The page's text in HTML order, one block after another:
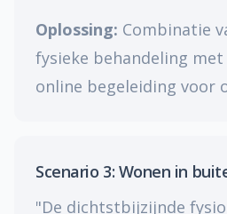
Oplossing: Combinatie
fysieke behandeling
online begeleiding voor
Scenario 3: Wonen in
"De dichtstbijzijnde